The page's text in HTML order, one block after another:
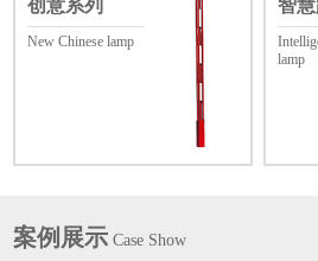
创意系列
New Chinese lamp
智
lamp
案例展示 Case Show